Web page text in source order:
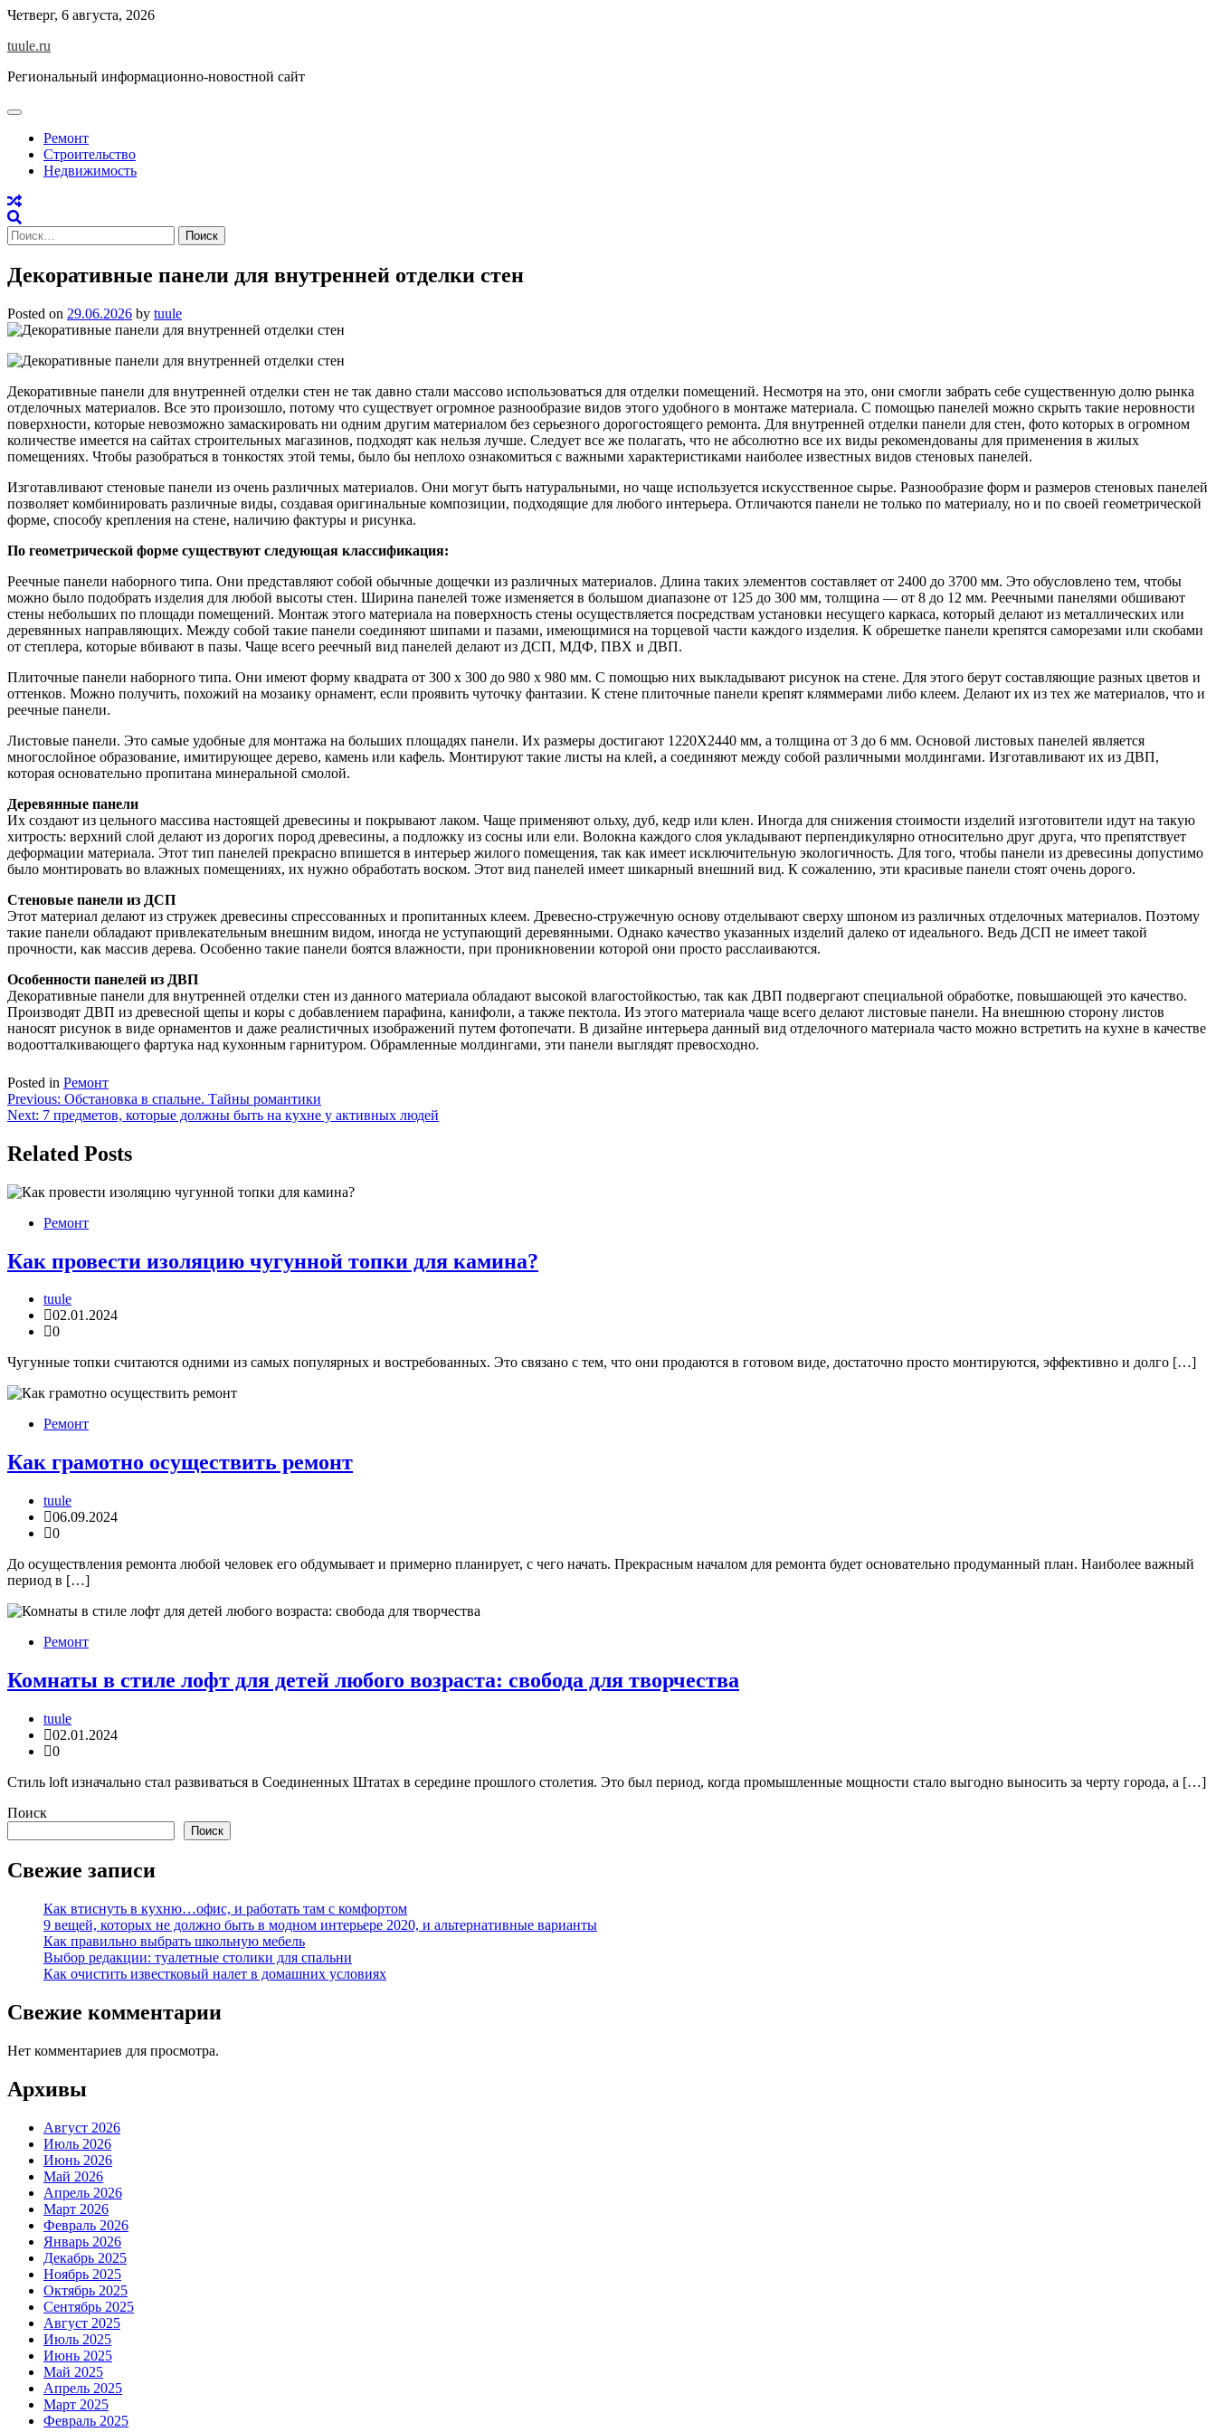
Skip
content
Четверг, 6 августа, 2026
tuule.ru
Региональный информационно-новостной сайт
Ремонт
Строительство
Недвижимость
Найти:
Декоративные панели для внутренней отделки стен
Posted on 29.06.2026 by tuule
Декоративные панели для внутренней отделки стен не так давно стали массово использоваться для отделки помещений. Несмотря на это, они смогли забрать себе существенную долю рынка
отделочных материалов. Все это произошло, потому что существует огромное разнообразие видов этого удобного в монтаже материала. С помощью панелей можно скрыть такие неровности
поверхности, которые невозможно замаскировать ни одним другим материалом без серьезного дорогостоящего ремонта. Для внутренней отделки панели для стен, фото которых в огромном
количестве имеется на сайтах строительных магазинов, подходят как нельзя лучше. Следует все же полагать, что не абсолютно все их виды рекомендованы для применения в жилых
помещениях. Чтобы разобраться в тонкостях этой темы, было бы неплохо ознакомиться с важными характеристиками наиболее известных видов стеновых панелей.
Изготавливают стеновые панели из очень различных материалов. Они могут быть натуральными, но чаще используется искусственное сырье. Разнообразие форм и размеров стеновых панелей
позволяет комбинировать различные виды, создавая оригинальные композиции, подходящие для любого интерьера. Отличаются панели не только по материалу, но и по своей геометрической
форме, способу крепления на стене, наличию фактуры и рисунка.
По геометрической форме существуют следующая классификация:
Реечные панели наборного типа. Они представляют собой обычные дощечки из различных материалов. Длина таких элементов составляет от 2400 до 3700 мм. Это обусловлено тем, чтобы
можно было подобрать изделия для любой высоты стен. Ширина панелей тоже изменяется в большом диапазоне от 125 до 300 мм, толщина — от 8 до 12 мм. Реечными панелями обшивают
стены небольших по площади помещений. Монтаж этого материала на поверхность стены осуществляется посредствам установки несущего каркаса, который делают из металлических или
деревянных направляющих. Между собой такие панели соединяют шипами и пазами, имеющимися на торцевой части каждого изделия. К обрешетке панели крепятся саморезами или скобами
от степлера, которые вбивают в пазы. Чаще всего реечный вид панелей делают из ДСП, МДФ, ПВХ и ДВП.
Плиточные панели наборного типа. Они имеют форму квадрата от 300 х 300 до 980 х 980 мм. С помощью них выкладывают рисунок на стене. Для этого берут составляющие разных цветов и
оттенков. Можно получить, похожий на мозаику орнамент, если проявить чуточку фантазии. К стене плиточные панели крепят кляммерами либо клеем. Делают их из тех же материалов, что и
реечные панели.
Листовые панели. Это самые удобные для монтажа на больших площадях панели. Их размеры достигают 1220Х2440 мм, а толщина от 3 до 6 мм. Основой листовых панелей является
многослойное образование, имитирующее дерево, камень или кафель. Монтируют такие листы на клей, а соединяют между собой различными молдингами. Изготавливают их из ДВП,
которая основательно пропитана минеральной смолой.
Деревянные панели
Их создают из цельного массива настоящей древесины и покрывают лаком. Чаще применяют ольху, дуб, кедр или клен. Иногда для снижения стоимости изделий изготовители идут на такую
хитрость: верхний слой делают из дорогих пород древесины, а подложку из сосны или ели. Волокна каждого слоя укладывают перпендикулярно относительно друг друга, что препятствует
деформации материала. Этот тип панелей прекрасно впишется в интерьер жилого помещения, так как имеет исключительную экологичность. Для того, чтобы панели из древесины допустимо
было монтировать во влажных помещениях, их нужно обработать воском. Этот вид панелей имеет шикарный внешний вид. К сожалению, эти красивые панели стоят очень дорого.
Стеновые панели из ДСП
Этот материал делают из стружек древесины спрессованных и пропитанных клеем. Древесно-стружечную основу отделывают сверху шпоном из различных отделочных материалов. Поэтому
такие панели обладают привлекательным внешним видом, иногда не уступающий деревянными. Однако качество указанных изделий далеко от идеального. Ведь ДСП не имеет такой
прочности, как массив дерева. Особенно такие панели боятся влажности, при проникновении которой они просто расслаиваются.
Особенности панелей из ДВП
Декоративные панели для внутренней отделки стен из данного материала обладают высокой влагостойкостью, так как ДВП подвергают специальной обработке, повышающей это качество.
Производят ДВП из древесной щепы и коры с добавлением парафина, канифоли, а также пектола. Из этого материала чаще всего делают листовые панели. На внешнюю сторону листов
наносят рисунок в виде орнаментов и даже реалистичных изображений путем фотопечати. В дизайне интерьера данный вид отделочного материала часто можно встретить на кухне в качестве
водоотталкивающего фартука над кухонным гарнитуром. Обрамленные молдингами, эти панели выглядят превосходно.
Posted in Ремонт
Навигация
по
записям
Previous: Обстановка в спальне. Тайны романтики
Next: 7 предметов, которые должны быть на кухне у активных людей
Related Posts
Ремонт
Как провести изоляцию чугунной топки для камина?
tuule
02.01.2024
0
Чугунные топки считаются одними из самых популярных и востребованных. Это связано с тем, что они продаются в готовом виде, достаточно просто монтируются, эффективно и долго […]
Ремонт
Как грамотно осуществить ремонт
tuule
06.09.2024
0
До осуществления ремонта любой человек его обдумывает и примерно планирует, с чего начать. Прекрасным началом для ремонта будет основательно продуманный план. Наиболее важный
период в […]
Ремонт
Комнаты в стиле лофт для детей любого возраста: свобода для творчества
tuule
02.01.2024
0
Стиль loft изначально стал развиваться в Соединенных Штатах в середине прошлого столетия. Это был период, когда промышленные мощности стало выгодно выносить за черту города, а […]
Поиск
Поиск
Свежие записи
Как втиснуть в кухню…офис, и работать там с комфортом
9 вещей, которых не должно быть в модном интерьере 2020, и альтернативные варианты
Как правильно выбрать школьную мебель
Выбор редакции: туалетные столики для спальни
Как очистить известковый налет в домашних условиях
Свежие комментарии
Нет комментариев для просмотра.
Архивы
Август 2026
Июль 2026
Июнь 2026
Май 2026
Апрель 2026
Март 2026
Февраль 2026
Январь 2026
Декабрь 2025
Ноябрь 2025
Октябрь 2025
Сентябрь 2025
Август 2025
Июль 2025
Июнь 2025
Май 2025
Апрель 2025
Март 2025
Февраль 2025